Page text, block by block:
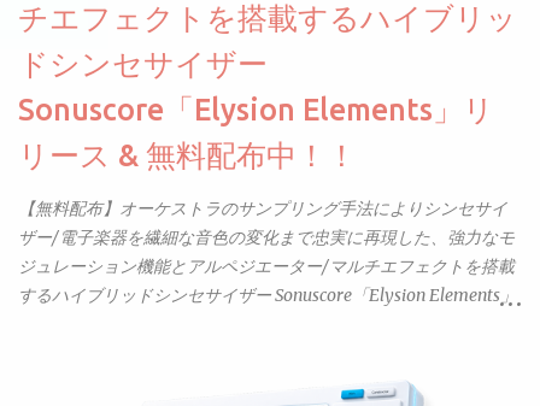
チエフェクトを搭載するハイブリッ
ドシンセサイザー
Sonuscore「Elysion Elements」リ
リース & 無料配布中！！
【無料配布】オーケストラのサンプリング手法によりシンセサイ
ザー/電子楽器を繊細な音色の変化まで忠実に再現した、強力なモ
ジュレーション機能とアルペジエーター/マルチエフェクトを搭載
するハイブリッドシンセサイザー Sonuscore「Elysion Elements」
えるようになっています。総容量も7GBを超えます。複数の設定に